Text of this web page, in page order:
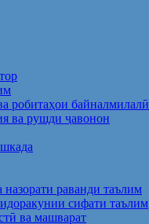
робитаҳои байналмилалӣ
ва рушди ҷавонон
раванди таълим
сифати таълим
ва машварат